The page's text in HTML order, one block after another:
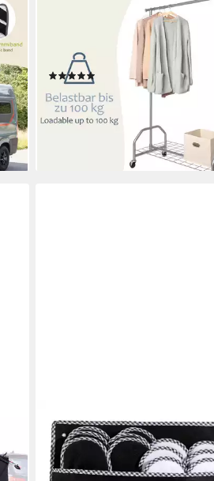
Kleiderständer Kleiderständer mit
Abdeckung, hohe Traglast 100kg,
Rollen und Ablage
69,99 € UVP 99,95 €
-30%
lieferbar - in 4-5 Werktagen bei dir